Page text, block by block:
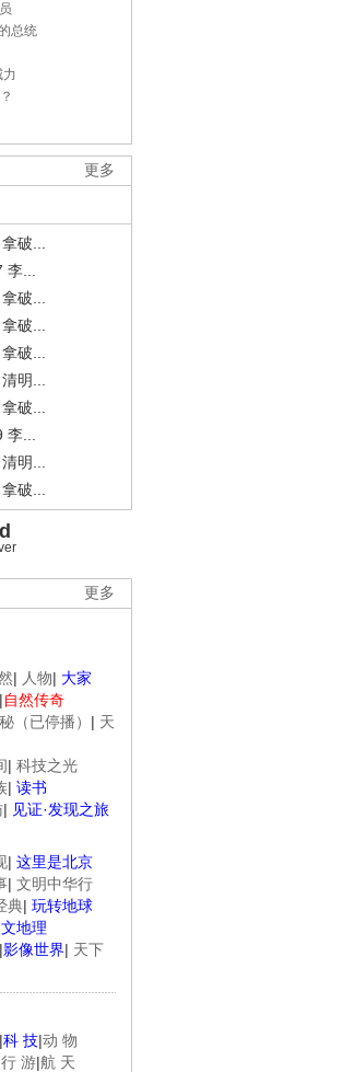
总统
力
更多
破...
...
破...
破...
破...
明...
破...
...
明...
破...
更多
| 人物| 大家
|自然传奇
（已停播） | 天
| 科技之光
| 读书
| 见证·发现之旅
| 这里是北京
| 文明中华行
典| 玩转地球
地理
|影像世界| 天下
|科 技|动 物
行 游|航 天